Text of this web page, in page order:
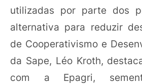
utilizadas por parte dos
alternativa para reduzir
de Cooperativismo e
da Sape, Léo Kroth,
com a Epagri,